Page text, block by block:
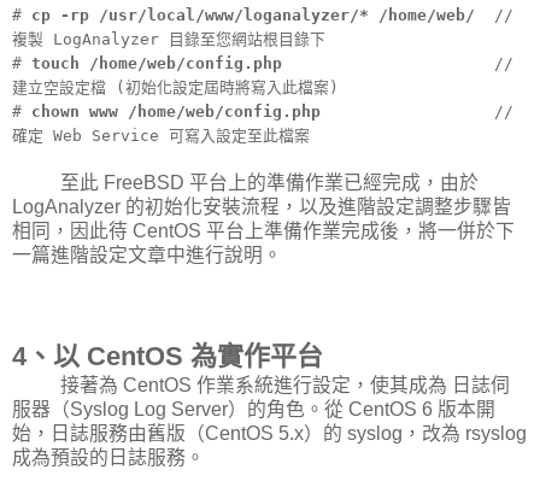
# cp -rp /usr/local/www/loganalyzer/* /home/web/ //
複製 LogAnalyzer 目錄至您網站根目錄下
# touch /home/web/config.php //
建立空設定檔 (初始化設定屆時將寫入此檔案)
# chown www /home/web/config.php //
確定 Web Service 可寫入設定至此檔案
至此 FreeBSD 平台上的準備作業已經完成，由於
LogAnalyzer 的初始化安裝流程，以及進階設定調整步驟皆
相同，因此待 CentOS 平台上準備作業完成後，將一併於下
一篇進階設定文章中進行說明。
4、以 CentOS 為實作平台
接著為 CentOS 作業系統進行設定，使其成為 日誌伺
服器（Syslog Log Server）的角色。從 CentOS 6 版本開
始，日誌服務由舊版（CentOS 5.x）的 syslog，改為 rsyslog
成為預設的日誌服務。